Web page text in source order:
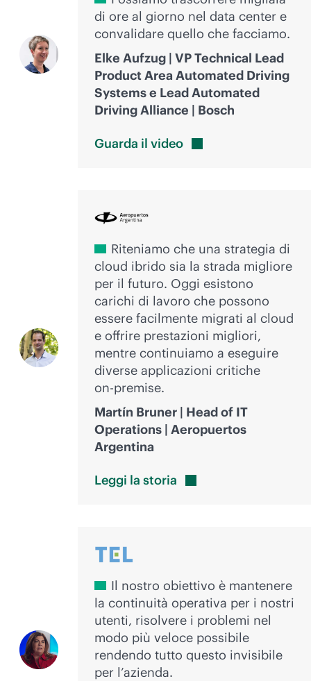
di ore al giorno nel data center e
convalidare quello che facciamo.
Elke Aufzug | VP Technical Lead
Product Area Automated Driving
Systems e Lead Automated
Driving Alliance | Bosch
Guarda il video
Riteniamo che una strategia di
cloud ibrido sia la strada migliore
per il futuro. Oggi esistono
carichi di lavoro che possono
essere facilmente migrati al cloud
e offrire prestazioni migliori,
mentre continuiamo a eseguire
diverse applicazioni critiche
on-premise.
Martín Bruner | Head of IT
Operations | Aeropuertos
Argentina
Leggi la storia
Il nostro obiettivo è mantenere
la continuità operativa per i nostri
utenti, risolvere i problemi nel
modo più veloce possibile
rendendo tutto questo invisibile
per l’azienda.